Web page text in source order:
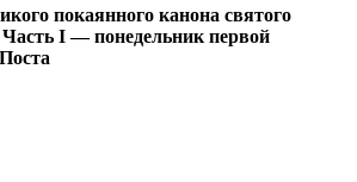
покаянного канона святого
I — понедельник первой